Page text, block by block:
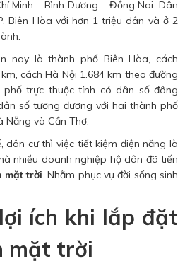
Minh – Bình Dương – Đồng Nai. Dân
Biên Hòa với hơn 1 triệu dân và ở 2
nay là thành phố Biên Hòa, cách
cách Hà Nội 1.684 km theo đường
trực thuộc tỉnh có dân số đông
số tương đương với hai thành phố
và Cần Thơ.
dân cư thì việc tiết kiệm điện năng là
nhiều doanh nghiệp hộ dân đã tiến
mặt trời. Nhằm phục vụ đời sống sinh
ích khi lắp đặt
mặt trời